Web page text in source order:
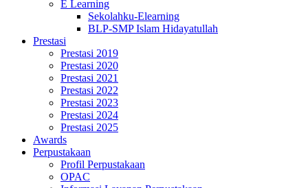
E Learning
Sekolahku-Elearning
BLP-SMP Islam Hidayatullah
Prestasi
Prestasi 2019
Prestasi 2020
Prestasi 2021
Prestasi 2022
Prestasi 2023
Prestasi 2024
Prestasi 2025
Awards
Perpustakaan
Profil Perpustakaan
OPAC